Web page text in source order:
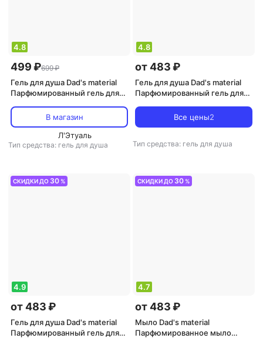
4.8
499 ₽699 ₽
Гель для душа Dad's material
Парфюмированный гель для
"Cedarwood Blanc, Cashmere
musk & Black Coral" 250
В магазин
Л'Этуаль
Тип средства: гель для душа
4.8
от 483 ₽
Гель для душа Dad's material
Парфюмированный гель для
Cherry Merlot, Black cardamom
& Cashmere" 250
Все цены2
Тип средства: гель для душа
СКИДКИ ДО 30 %
4.9
от 483 ₽
Гель для душа Dad's material
Парфюмированный гель для
СКИДКИ ДО 30 %
4.7
от 483 ₽
Мыло Dad's material
Парфюмированное мыло